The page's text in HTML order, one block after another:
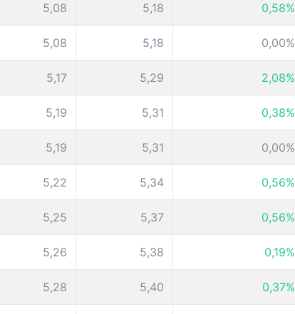
5,08 5,18 0,58%
5,08 5,18 0,00%
5,17 5,29 2,08%
5,19 5,31 0,38%
5,19 5,31 0,00%
5,22 5,34 0,56%
5,25 5,37 0,56%
5,26 5,38 0,19%
5,28 5,40 0,37%